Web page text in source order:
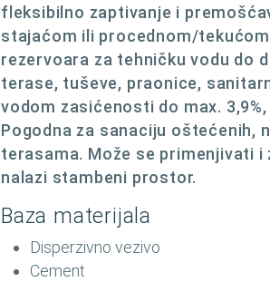
fleksibilno zaptivanje i
stajaćom ili procednom/
rezervoara za tehničku vodu do
terase, tuševe, praonice,
vodom zasićenosti do max.
Pogodna za sanaciju oštećenih,
terasama. Može se primenjivati
nalazi stambeni prostor.
Baza materijala
Disperzivno vezivo
Cement